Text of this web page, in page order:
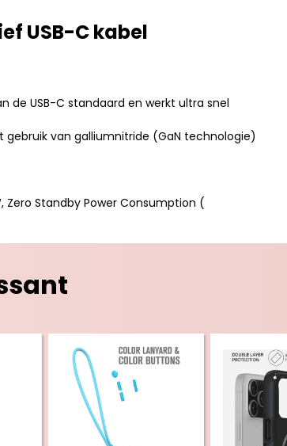
USB-C kabel
de USB-C standaard en werkt ultra snel
gebruik van galliumnitride (GaN technologie)
Zero Standby Power Consumption (